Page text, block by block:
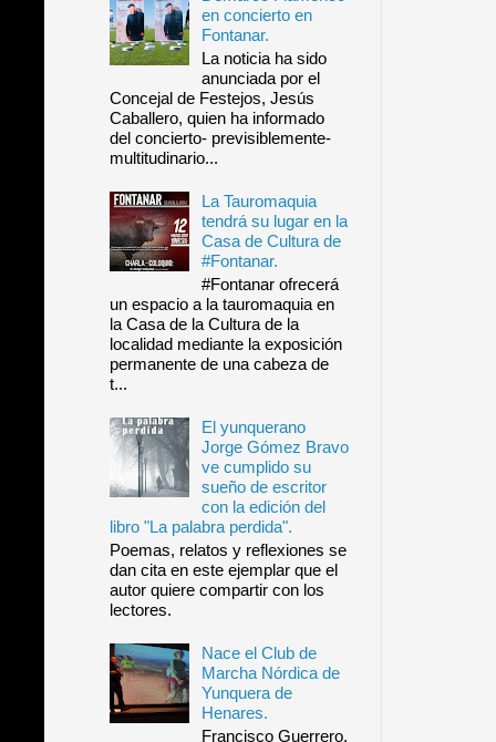
en concierto en
Fontanar.
La noticia ha sido
anunciada por el
Concejal de Festejos, Jesús
Caballero, quien ha informado
del concierto- previsiblemente-
multitudinario...
La Tauromaquia
tendrá su lugar en la
Casa de Cultura de
#Fontanar.
#Fontanar ofrecerá
un espacio a la tauromaquia en
la Casa de la Cultura de la
localidad mediante la exposición
permanente de una cabeza de
t...
El yunquerano
Jorge Gómez Bravo
ve cumplido su
sueño de escritor
con la edición del
libro "La palabra perdida".
Poemas, relatos y reflexiones se
dan cita en este ejemplar que el
autor quiere compartir con los
lectores.
Nace el Club de
Marcha Nórdica de
Yunquera de
Henares.
Francisco Guerrero,